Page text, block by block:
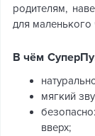
родителям,
для
В чём
мягкий
вверх;